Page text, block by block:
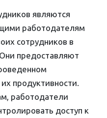
являются
работодателям
сотрудников в
предоставляют
продуктивности.
работодатели
доступ к